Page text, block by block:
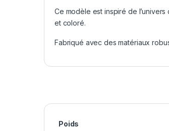
Ce modèle est inspiré de l’univers
et coloré.
Fabriqué avec des matériaux
Poids